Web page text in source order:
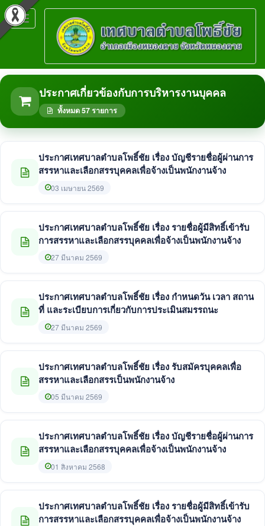
Toggle
navigation
ประกาศเกี่ยวข้องกับการบริหารงานบุคคล
ทั้งหมด 57 รายการ
ประกาศเทศบาลตำบลโพธิ์ชัย เรื่อง บัญชีรายชื่อผู้ผ่านการ
สรรหาและเลือกสรรบุคคลเพื่อจ้างเป็นพนักงานจ้าง
03 เมษายน 2569
ประกาศเทศบาลตำบลโพธิ์ชัย เรื่อง รายชื่อผู้มีสิทธิ์เข้ารับ
การสรรหาและเลือกสรรบุคคลเพื่อจ้างเป็นพนักงานจ้าง
27 มีนาคม 2569
ประกาศเทศบาลตำบลโพธิ์ชัย เรื่อง กำหนดวัน เวลา สถาน
ที่ และระเบียบการเกี่ยวกับการประเมินสมรรถนะ
27 มีนาคม 2569
ประกาศเทศบาลตำบลโพธิ์ชัย เรื่อง รับสมัครบุคคลเพื่อ
สรรหาและเลือกสรรเป็นพนักงานจ้าง
05 มีนาคม 2569
ประกาศเทศบาลตำบลโพธิ์ชัย เรื่อง บัญชีรายชื่อผู้ผ่านการ
สรรหาและเลือกสรรบุคคลเพื่อจ้างเป็นพนักงานจ้าง
01 สิงหาคม 2568
ประกาศเทศบาลตำบลโพธิ์ชัย เรื่อง รายชื่อผู้มีสิทธิ์เข้ารับ
การสรรหาและเลือกสรรบุคคลเพื่อจ้างเป็นพนักงานจ้าง